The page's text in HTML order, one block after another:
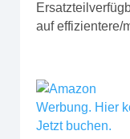
auf effizientere/
Werbung. Hier
Jetzt buchen.